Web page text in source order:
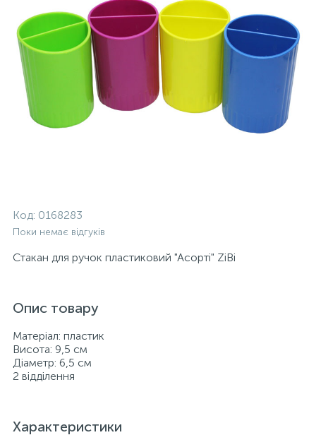
Код: 0168283
Поки немає відгуків
Стакан для ручок пластиковий "Асорті" ZіBі
Опис товару
Матеріал: пластик
Висота: 9,5 см
Діаметр: 6,5 см
2 відділення
Характеристики